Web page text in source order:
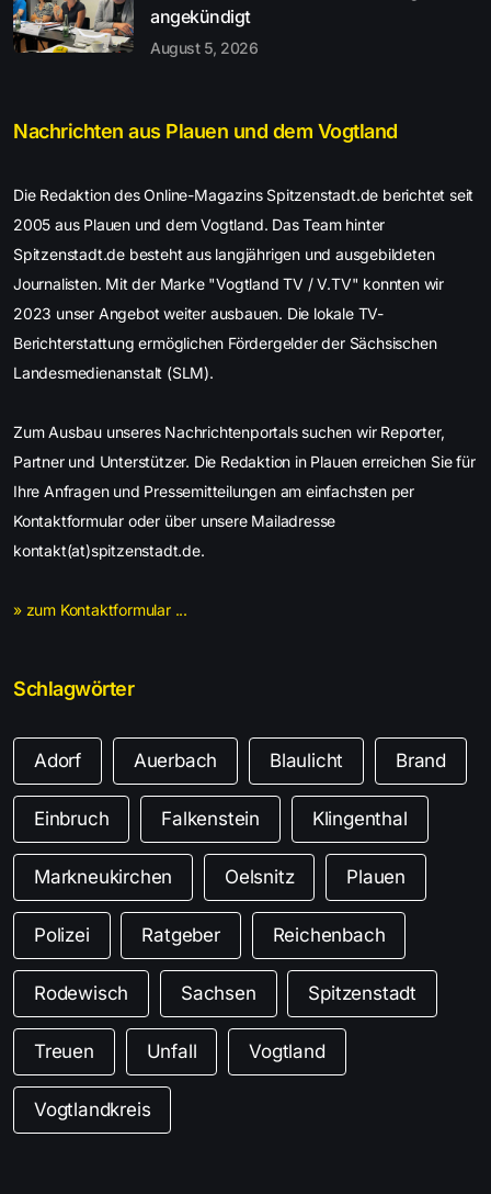
angekündigt
August 5, 2026
Nachrichten aus Plauen und dem Vogtland
Die Redaktion des Online-Magazins Spitzenstadt.de berichtet seit
2005 aus Plauen und dem Vogtland. Das Team hinter
Spitzenstadt.de besteht aus langjährigen und ausgebildeten
Journalisten. Mit der Marke "Vogtland TV / V.TV" konnten wir
2023 unser Angebot weiter ausbauen. Die lokale TV-
Berichterstattung ermöglichen Fördergelder der Sächsischen
Landesmedienanstalt (SLM).
Zum Ausbau unseres Nachrichtenportals suchen wir Reporter,
Partner und Unterstützer. Die Redaktion in Plauen erreichen Sie für
Ihre Anfragen und Pressemitteilungen am einfachsten per
Kontaktformular oder über unsere Mailadresse
kontakt(at)spitzenstadt.de.
» zum Kontaktformular ...
Schlagwörter
Adorf Auerbach Blaulicht Brand
Einbruch Falkenstein Klingenthal
Markneukirchen Oelsnitz Plauen
Polizei Ratgeber Reichenbach
Rodewisch Sachsen Spitzenstadt
Treuen Unfall Vogtland
Vogtlandkreis